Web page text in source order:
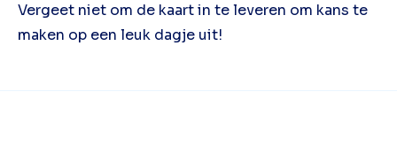
Vergeet niet om de kaart in te leveren om kans te
maken op een leuk dagje uit!